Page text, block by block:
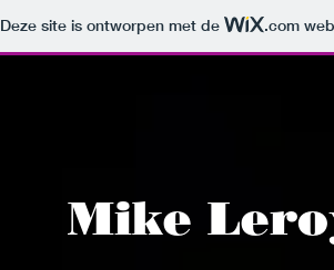
Deze site is ontworpen met de .com
Mike